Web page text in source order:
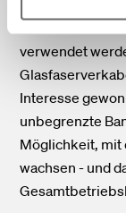
Während
verwendet
Interesse
unbegrenzte
Möglichkeit, mit
wachsen - und